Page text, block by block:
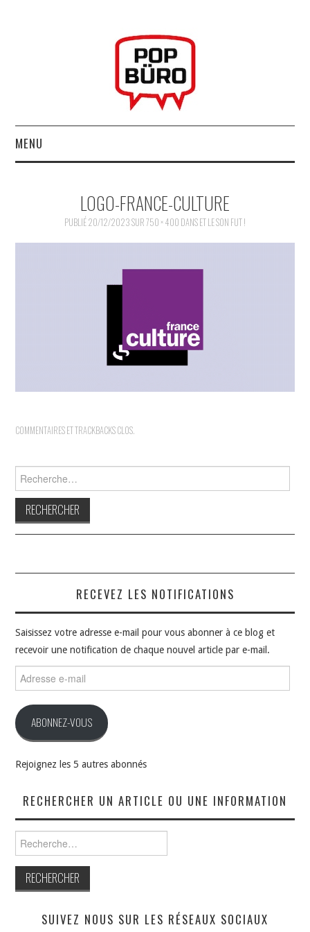
MENU
MUSIQUESACTUELLES.NET
GABBA GABBA HEY !
LOGO-FRANCE-CULTURE
PUBLIÉ20/12/2023SUR750 × 400 DANSET LE SON FUT !
COMMENTAIRES ET TRACKBACKS CLOS.
RECEVEZ LES NOTIFICATIONS
Saisissez votre adresse e-mail pour vous abonner à ce blog et
recevoir une notification de chaque nouvel article par e-mail.
e-
ABONNEZ-VOUS
Rejoignez les 5 autres abonnés
RECHERCHER UN ARTICLE OU UNE INFORMATION
SUIVEZ NOUS SUR LES RÉSEAUX SOCIAUX